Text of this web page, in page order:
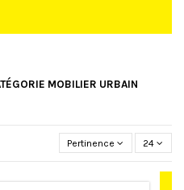
MOBILIER URBAIN
Pertinence 24